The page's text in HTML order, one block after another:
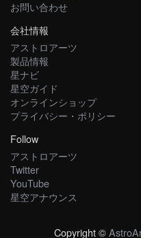
お問い合わせ
会社情報
アストロアーツ
製品情報
星ナビ
星空ガイド
オンラインショップ
プライバシー・ポリシー
Follow
アストロアーツ
Twitter
YouTube
星空アナウンス
Copyright ©